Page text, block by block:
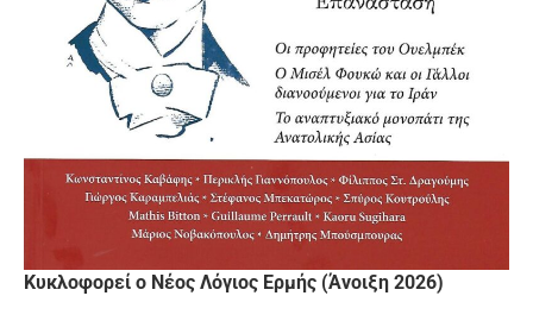
Κυκλοφορεί ο Νέος Λόγιος Ερμής (Άνοιξη 2026)